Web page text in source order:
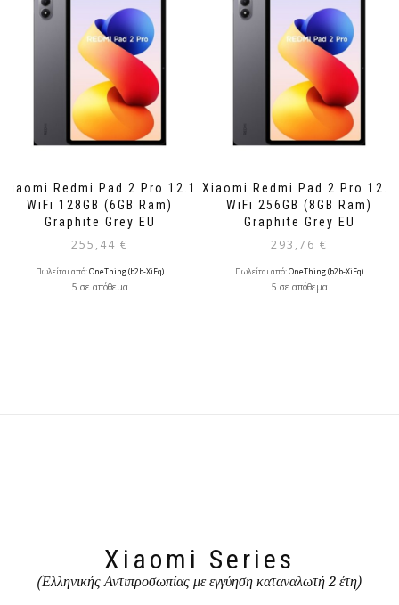
Xiaomi Redmi Pad 2 Pro 12.1
WiFi 128GB (6GB Ram)
Graphite Grey EU
255,44 €
Πωλείται από:OneThing (b2b-XiFq)
5 σε απόθεμα
Xiaomi Redmi Pad 2 Pro 12.1
WiFi 256GB (8GB Ram)
Graphite Grey EU
293,76 €
Πωλείται από:OneThing (b2b-XiFq)
5 σε απόθεμα
Xiaomi Series
(Ελληνικής Αντιπροσωπίας με εγγύηση καταναλωτή 2 έτη)